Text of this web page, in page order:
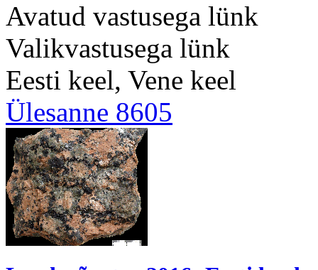
Avatud vastusega lünk
Valikvastusega lünk
Eesti keel, Vene keel
Ülesanne 8605